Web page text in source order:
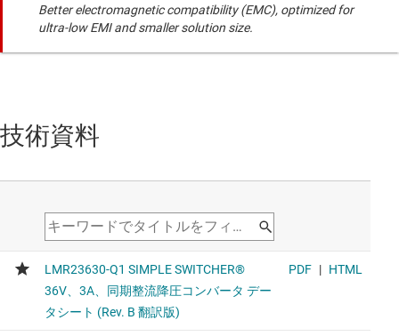
Better electromagnetic compatibility (EMC), optimized for
ultra-low EMI and smaller solution size.
技術資料